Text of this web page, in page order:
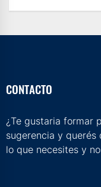
CONTACTO
¿Te gustaria formar
sugerencia y querés
lo que necesites y